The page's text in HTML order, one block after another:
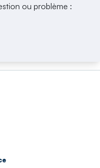
ou problème :